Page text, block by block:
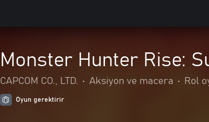
Monster Hunter Rise:
CAPCOM CO., LTD. • Aksiyon ve macera • Rol
Oyun gerektirir